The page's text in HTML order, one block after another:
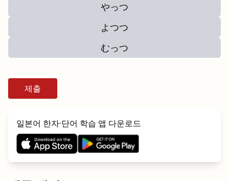
やっつ
よつつ
むっつ
제출
일본어 한자·단어 학습 앱 다운로드